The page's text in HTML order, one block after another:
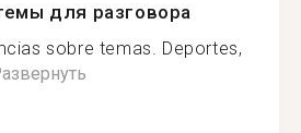
для разговора
sobre temas. Deportes,